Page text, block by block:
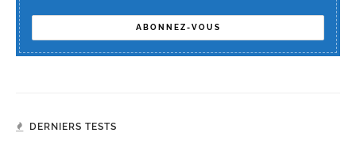
DERNIERS TESTS